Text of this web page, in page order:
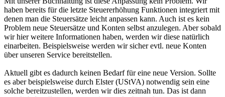
haben bereits für die letzte Steuererhöhung Funktionen integriert mit
denen man die Steuersätze leicht anpassen kann. Auch ist es kein
Problem neue Steuersätze und Konten selbst anzulegen. Aber sobald
wir hier weitere Informationen haben, werden wir diese natürlich
einarbeiten. Beispielsweise werden wir sicher evtl. neue Konten
über unseren Service bereitstellen.
Aktuell gibt es dadurch keinen Bedarf für eine neue Version. Sollte
es aber beispielsweise durch Elster (UStVA) notwendig sein eine
solche bereitzustellen, werden wir dies zeitnah tun. Das ist dann